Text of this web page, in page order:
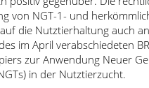
von NGT-1- und
die Nutztierhaltung auch
im April verabschiedeten
zur Anwendung Neuer
in der Nutztierzucht.